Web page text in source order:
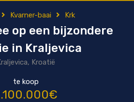
Kvarner-baai Krk
op een bijzondere
in Kraljevica
Kroatië
te koop